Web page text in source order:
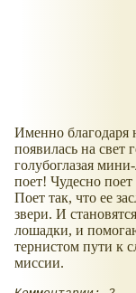
Именно благодаря
появилась на свет
голубоглазая
поет! Чудесно
Поет так, что ее
звери. И
лошадки, и
тернистом пути к
миссии.